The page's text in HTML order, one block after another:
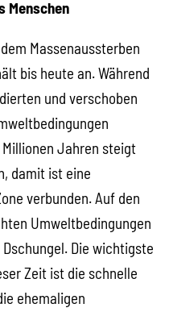
Menschen
Massenaussterben
bis heute an. Während
und verschoben
Jahren steigt
damit ist eine
verbunden. Auf den
Umweltbedingungen
Die wichtigste
Zeit ist die schnelle
ehemaligen